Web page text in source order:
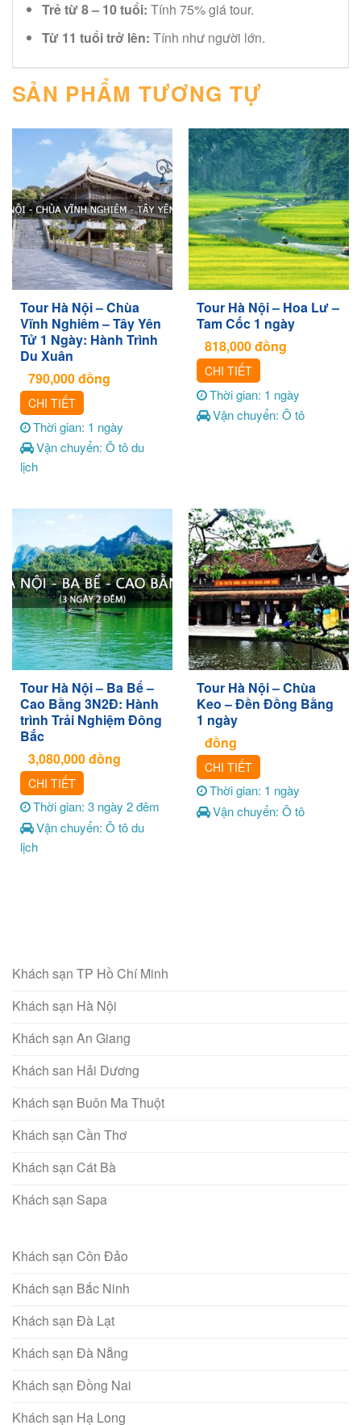
Trẻ từ 8 – 10 tuổi: Tính 75% giá tour.
Từ 11 tuổi trở lên: Tính như người lớn.
SẢN PHẨM TƯƠNG TỰ
Tour Hà Nội – Chùa
Vĩnh Nghiêm – Tây Yên
Tử 1 Ngày: Hành Trình
Du Xuân
790,000đồng
CHI TIẾT
Thời gian: 1 ngày
Vận chuyển: Ô tô du
lịch
Tour Hà Nội – Hoa Lư –
Tam Cốc 1 ngày
818,000đồng
CHI TIẾT
Thời gian: 1 ngày
Vận chuyển: Ô tô
Tour Hà Nội – Ba Bể –
Cao Bằng 3N2Đ: Hành
trình Trải Nghiệm Đông
Bắc
3,080,000đồng
CHI TIẾT
Thời gian: 3 ngày 2 đêm
Vận chuyển: Ô tô du
lịch
Tour Hà Nội – Chùa
Keo – Đền Đồng Bằng
1 ngày
đồng
CHI TIẾT
Thời gian: 1 ngày
Vận chuyển: Ô tô
Khách sạn TP Hồ Chí Minh
Khách sạn Hà Nội
Khách sạn An Giang
Khách san Hải Dương
Khách sạn Buôn Ma Thuột
Khách sạn Cần Thơ
Khách sạn Cát Bà
Khách sạn Sapa
Khách sạn Côn Đảo
Khách sạn Bắc Ninh
Khách sạn Đà Lạt
Khách sạn Đà Nẵng
Khách sạn Đồng Nai
Khách sạn Hạ Long